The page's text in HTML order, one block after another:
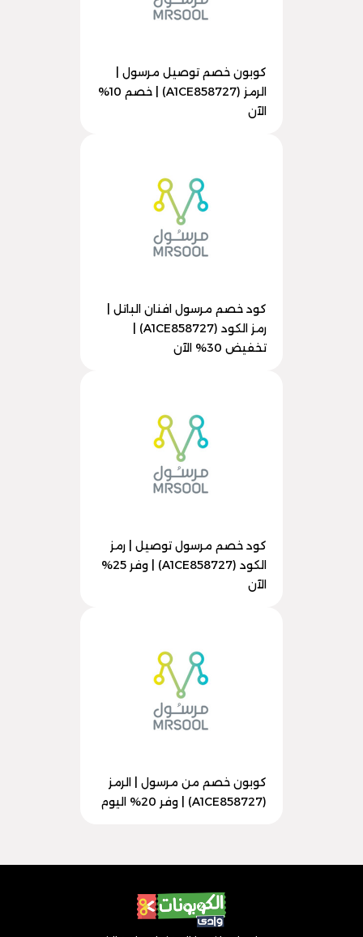
كوبون خصم توصيل مرسول |
الرمز (A1CE858727) | خصم 10%
الآن
كود خصم مرسول افنان الباتل |
رمز الكود (A1CE858727) |
تخفيض 30% الآن
كود خصم مرسول توصيل | رمز
الكود (A1CE858727) | وفر 25%
الآن
كوبون خصم من مرسول | الرمز
(A1CE858727) | وفر 20% اليوم